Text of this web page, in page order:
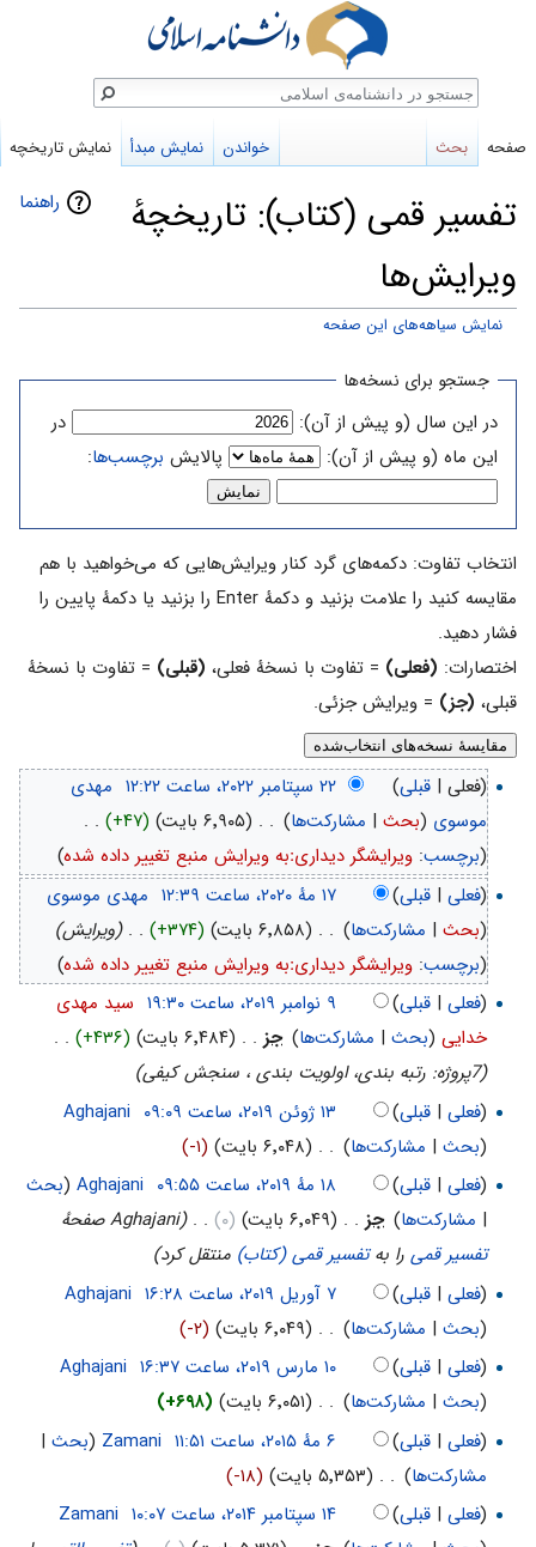
راهنما
تفسیر قمی (کتاب): تاریخچهٔ
ویرایش‌ها
نمایش سیاهه‌های این صفحه
ناوبری
جستجو
جستجو برای نسخه‌ها
در این سال (و پیش از آن):
در
این ماه (و پیش از آن):
پالایش برچسب‌ها:
انتخاب تفاوت: دکمه‌های گرد کنار ویرایش‌هایی که می‌خواهید با هم
مقایسه کنید را علامت بزنید و دکمهٔ Enter را بزنید یا دکمهٔ پایین را
فشار دهید.
اختصارات: (فعلی) = تفاوت با نسخهٔ فعلی، (قبلی) = تفاوت با نسخهٔ
قبلی، (جز) = ویرایش جزئی.
(فعلی | قبلی)
‏ مهدی
موسوی (بحث| مشارکت‌ها)
. . (۶٬۹۰۵ بایت) (+۴۷)‏
. .
(برچسب: ویرایشگر دیداریːبه ویرایش منبع تغییر داده شده
)
(فعلی| قبلی)
‏ مهدی موسوی
(بحث| مشارکت‌ها)
. . (۶٬۸۵۸ بایت) (+۳۷۴)‏
. . (ویرایش)
(برچسب: ویرایشگر دیداریːبه ویرایش منبع تغییر داده شده
)
(فعلی| قبلی)
‏ سید مهدی
خدایی (بحث| مشارکت‌ها)
‏جز . . (۶٬۴۸۴ بایت) (+۴۳۶)‏
. .
(7پروژه: رتبه بندی، اولویت بندی ، سنجش کیفی)
(فعلی| قبلی)
Aghajani
(بحث| مشارکت‌ها)
. . (۶٬۰۴۸ بایت)
(-۱)
(فعلی| قبلی)
Aghajani
(بحث
| مشارکت‌ها)
‏جز . . (۶٬۰۴۹ بایت) (۰) . . (Aghajani صفحهٔ
تفسیر قمیرا بهتفسیر قمی (کتاب) منتقل کرد)
(فعلی| قبلی)
‏
Aghajani
(بحث| مشارکت‌ها)
. . (۶٬۰۴۹ بایت)
(-۲)
(فعلی| قبلی)
‏
Aghajani
(بحث| مشارکت‌ها)
. . (۶٬۰۵۱ بایت)
(+۶۹۸)
(فعلی| قبلی)
‏
Zamani
(بحث|
مشارکت‌ها)
. . (۵٬۳۵۳ بایت)
(-۱۸)
(فعلی| قبلی)
‏
Zamani
صفحه بحث خواندن نمایش مبدأ نمایش تاریخچه
جستجو